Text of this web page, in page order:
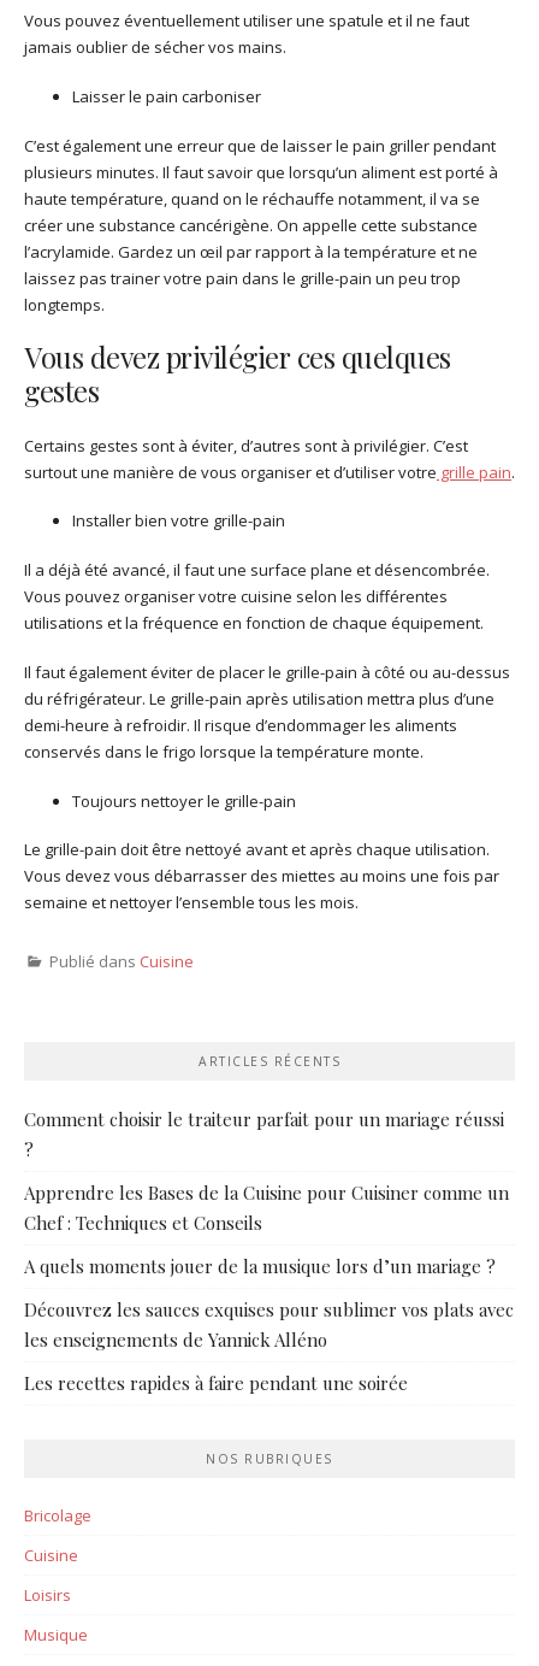
Vous pouvez éventuellement utiliser une spatule et il ne faut
jamais oublier de sécher vos mains.
Laisser le pain carboniser
C’est également une erreur que de laisser le pain griller pendant
plusieurs minutes. Il faut savoir que lorsqu’un aliment est porté à
haute température, quand on le réchauffe notamment, il va se
créer une substance cancérigène. On appelle cette substance
l’acrylamide. Gardez un œil par rapport à la température et ne
laissez pas trainer votre pain dans le grille-pain un peu trop
longtemps.
Vous devez privilégier ces quelques
gestes
Certains gestes sont à éviter, d’autres sont à privilégier. C’est
surtout une manière de vous organiser et d’utiliser votre grille pain.
Installer bien votre grille-pain
Il a déjà été avancé, il faut une surface plane et désencombrée.
Vous pouvez organiser votre cuisine selon les différentes
utilisations et la fréquence en fonction de chaque équipement.
Il faut également éviter de placer le grille-pain à côté ou au-dessus
du réfrigérateur. Le grille-pain après utilisation mettra plus d’une
demi-heure à refroidir. Il risque d’endommager les aliments
conservés dans le frigo lorsque la température monte.
Toujours nettoyer le grille-pain
Le grille-pain doit être nettoyé avant et après chaque utilisation.
Vous devez vous débarrasser des miettes au moins une fois par
semaine et nettoyer l’ensemble tous les mois.
Publié dans Cuisine
ARTICLES RÉCENTS
Comment choisir le traiteur parfait pour un mariage réussi
?
Apprendre les Bases de la Cuisine pour Cuisiner comme un
Chef : Techniques et Conseils
A quels moments jouer de la musique lors d’un mariage ?
Découvrez les sauces exquises pour sublimer vos plats avec
les enseignements de Yannick Alléno
Les recettes rapides à faire pendant une soirée
NOS RUBRIQUES
Bricolage
Cuisine
Loisirs
Musique